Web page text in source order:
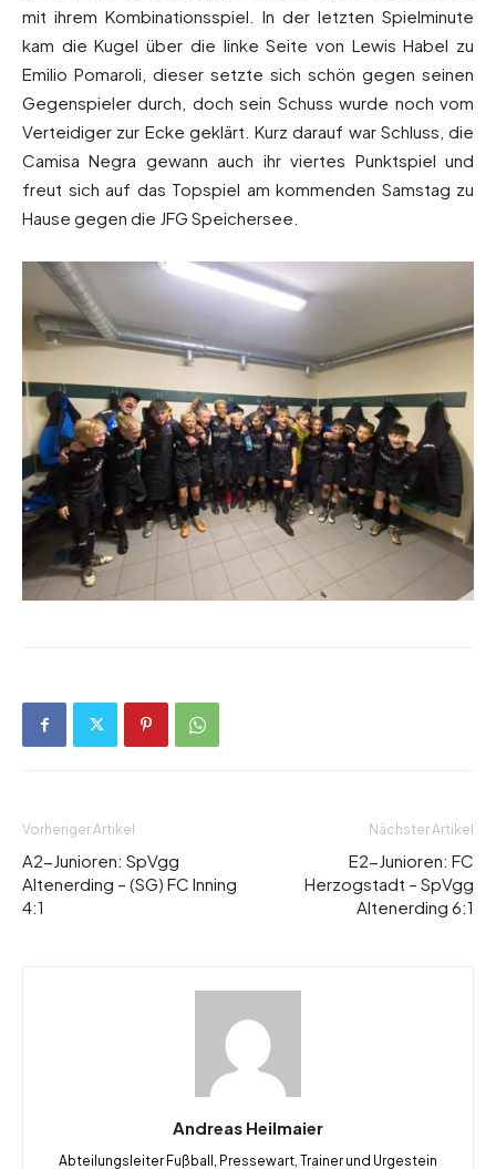
mit ihrem Kombinationsspiel. In der letzten Spielminute
kam die Kugel über die linke Seite von Lewis Habel zu
Emilio Pomaroli, dieser setzte sich schön gegen seinen
Gegenspieler durch, doch sein Schuss wurde noch vom
Verteidiger zur Ecke geklärt. Kurz darauf war Schluss, die
Camisa Negra gewann auch ihr viertes Punktspiel und
freut sich auf das Topspiel am kommenden Samstag zu
Hause gegen die JFG Speichersee.
Vorheriger Artikel
A2-Junioren: SpVgg
Altenerding – (SG) FC Inning
4:1
Nächster Artikel
E2-Junioren: FC
Herzogstadt – SpVgg
Altenerding 6:1
Andreas Heilmaier
Abteilungsleiter Fußball, Pressewart, Trainer und Urgestein